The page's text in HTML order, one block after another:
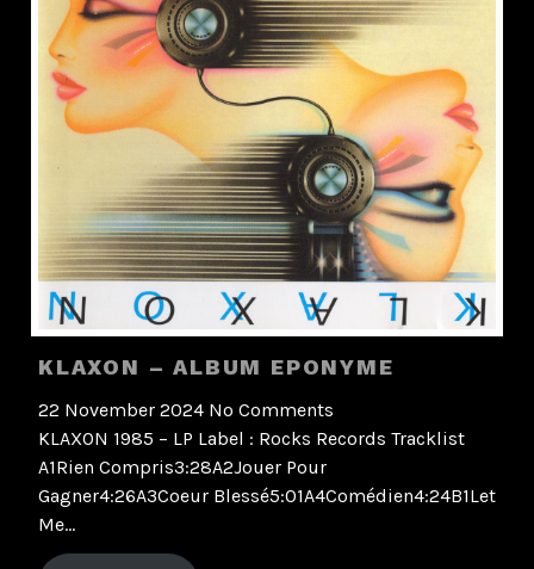
KLAXON – ALBUM EPONYME
22 November 2024 No Comments
KLAXON 1985 – LP Label : Rocks Records Tracklist
A1Rien Compris3:28A2Jouer Pour
Gagner4:26A3Coeur Blessé5:01A4Comédien4:24B1Let
Me…